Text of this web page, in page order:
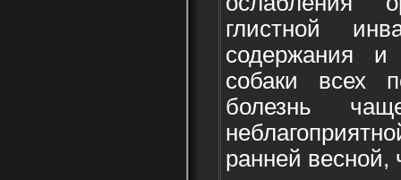
глистной
содержания
собаки всех
болезнь
ранней весной,